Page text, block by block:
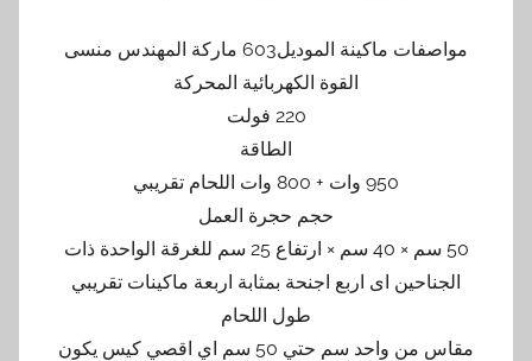
مواصفات ماكينة الموديل603 ماركة المهندس منسى
القوة الكهربائية المحركة
220 فولت
الطاقة
950 وات + 800 وات اللحام تقريبي
حجم حجرة العمل
50 سم × 40 سم × ارتفاع 25 سم للغرقة الواحدة ذات
الجناحين اى اربع اجنحة بمثابة اربعة ماكينات تقريبي
طول اللحام
مقاس من واحد سم حتي 50 سم اي اقصي كيس يكون